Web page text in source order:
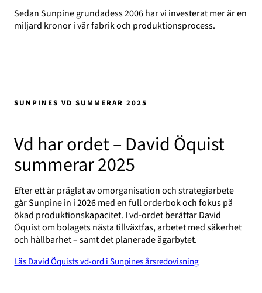
Sedan Sunpine grundadess 2006 har vi investerat mer är en
miljard kronor i vår fabrik och produktionsprocess.
Vd har ordet – David Öquist
summerar 2025
Efter ett år präglat av omorganisation och strategiarbete
går Sunpine in i 2026 med en full orderbok och fokus på
ökad produktionskapacitet. I vd-ordet berättar David
Öquist om bolagets nästa tillväxtfas, arbetet med säkerhet
och hållbarhet – samt det planerade ägarbytet.
Läs David Öquists vd-ord i Sunpines årsredovisning
SUNPINES VD SUMMERAR 2025